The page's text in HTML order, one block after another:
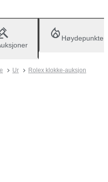
Høydepunkter
Ur Rolex klokke-auksjon